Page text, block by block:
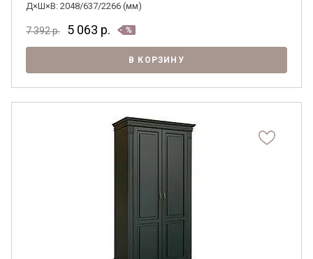
Д×Ш×В: 2048/637/2266 (мм)
7 392р. 5 063 р.
В КОРЗИНУ